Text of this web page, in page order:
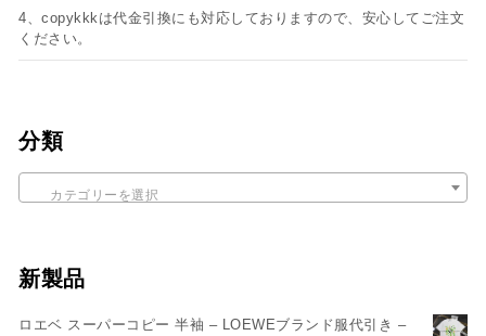
4、copykkkは代金引換にも対応しておりますので、安心してご注文
ください。
分類
カテゴリーを選択
新製品
ロエベ スーパーコピー 半袖 – LOEWEブランド服代引き –